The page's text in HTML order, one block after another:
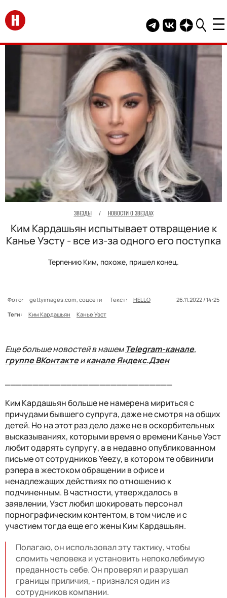
Перейти на главную
Telegram канал
Группа HELLO
Канал
ЗВЕЗДЫ / НОВОСТИ О ЗВЕЗДАХ
Ким Кардашьян испытывает отвращение к
Канье Уэсту - все из-за одного его поступка
Терпению Ким, похоже, пришел конец.
Фото: gettyimages.com, соцсети Текст: HELLO
26.11.2022 / 14:25
Теги:
Ким Кардашьян Канье Уэст
Еще больше новостей в нашемTelegram-канале,
группе ВКонтактеиканале Яндекс.Дзен
Ким Кардашьян больше не намерена мириться с
причудами бывшего супруга, даже не смотря на общих
детей. Но на этот раз дело даже не в оскорбительных
высказываниях, которыми время о времени Канье Уэст
любит одарять супругу, а в недавно опубликованном
письме от сотрудников Yeezy, в котором те обвинили
рэпера в жестоком обращении в офисе и
ненадлежащих действиях по отношению к
подчиненным. В частности, утверждалось в
заявлении, Уэст любил шокировать персонал
порнографическим контентом, в том числе и с
участием тогда еще его жены Ким Кардашьян.
Полагаю, он использовал эту тактику, чтобы
сломить человека и установить непоколебимую
преданность себе. Он проверял и разрушал
границы приличия, - признался один из
сотрудников компании.